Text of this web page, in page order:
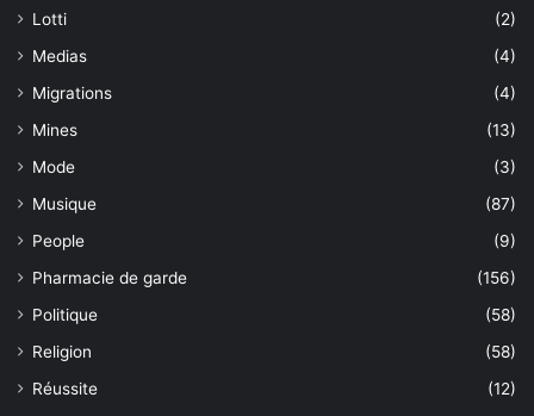
Lotti
(2)
Medias
(4)
Migrations
(4)
Mines
(13)
Mode
(3)
Musique
(87)
People
(9)
Pharmacie de garde
(156)
Politique
(58)
Religion
(58)
Réussite
(12)